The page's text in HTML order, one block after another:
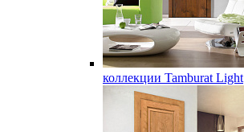
коллекции Tamburat Light